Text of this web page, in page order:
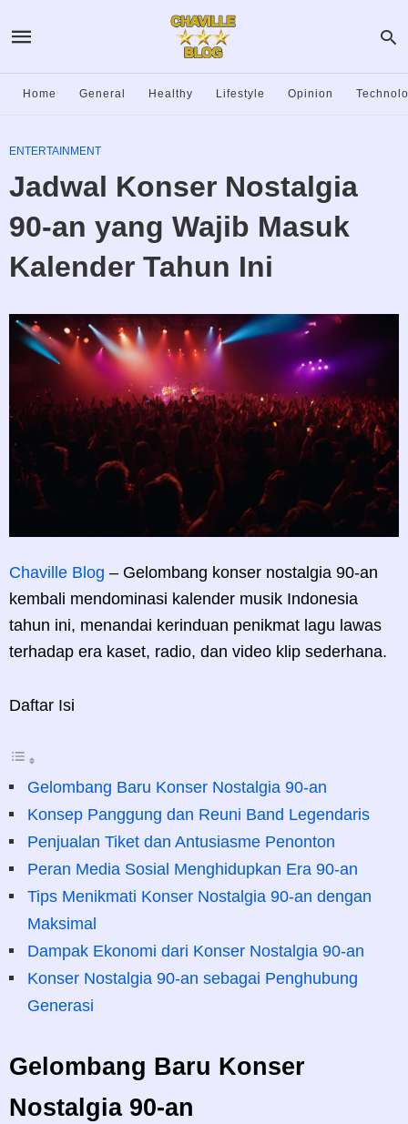
Home General Healthy Lifestyle Opinion
ENTERTAINMENT
Jadwal Konser Nostalgia
90-an yang Wajib Masuk
Kalender Tahun Ini
Chaville Blog – Gelombang konser nostalgia 90-an
kembali mendominasi kalender musik Indonesia
tahun ini, menandai kerinduan penikmat lagu lawas
terhadap era kaset, radio, dan video klip sederhana.
Daftar Isi
Gelombang Baru Konser Nostalgia 90-an
Konsep Panggung dan Reuni Band Legendaris
Penjualan Tiket dan Antusiasme Penonton
Peran Media Sosial Menghidupkan Era 90-an
Tips Menikmati Konser Nostalgia 90-an dengan
Maksimal
Dampak Ekonomi dari Konser Nostalgia 90-an
Konser Nostalgia 90-an sebagai Penghubung
Generasi
Gelombang Baru Konser
Nostalgia 90-an